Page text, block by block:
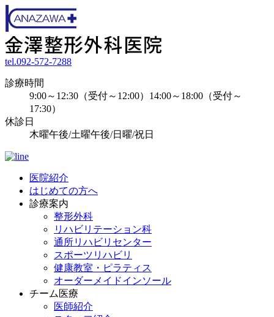
tel.092-572-7288
診療時間
9:00～12:30（受付～12:00）14:00～18:00（受付～
17:30）
休診日
木曜午後/土曜午後/日曜/祝日
医院紹介
はじめての方へ
診療案内
整形外科
リハビリテーション科
通所リハビリセンター
スポーツリハビリ
健康教室・ピラティス
オーダーメイドインソール
チーム医療
医師紹介